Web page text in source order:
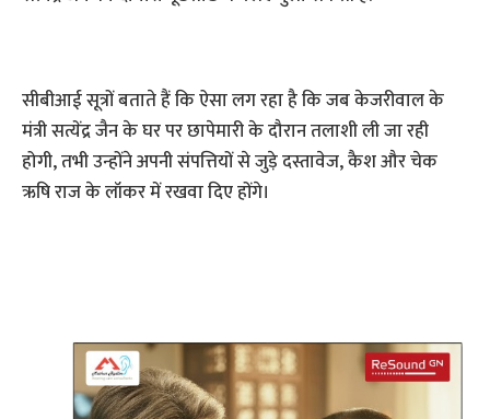
सीबीआई सूत्रों बताते हैं कि ऐसा लग रहा है कि जब केजरीवाल के
मंत्री सत्येंद्र जैन के घर पर छापेमारी के दौरान तलाशी ली जा रही
होगी, तभी उन्होंने अपनी संपत्तियों से जुड़े दस्तावेज, कैश और चेक
ऋषि राज के लॉकर में रखवा दिए होंगे।